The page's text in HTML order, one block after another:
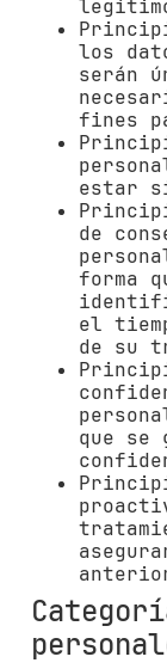
los
serán
fines
estar
de
forma
el
de su
que se